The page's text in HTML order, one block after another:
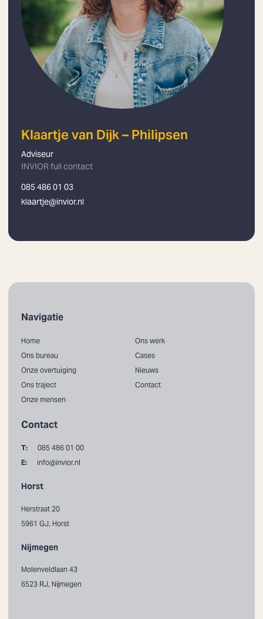
Klaartje van Dijk – Philipsen
Adviseur
INVIOR full contact
085 486 01 03
klaartje@invior.nl
Navigatie
Home
Ons bureau
Onze overtuiging
Ons traject
Onze mensen
Ons werk
Cases
Nieuws
Contact
Contact
T:
085 486 01 00
E:
info@invior.nl
Horst
Herstraat 20
5961 GJ, Horst
Nijmegen
Molenveldlaan 43
6523 RJ, Nijmegen